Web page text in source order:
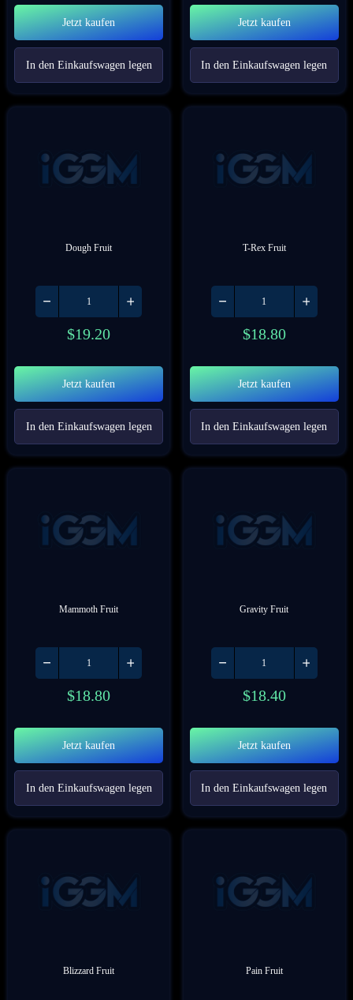
Jetzt kaufen
In den Einkaufswagen legen
Jetzt kaufen
In den Einkaufswagen legen
Dough Fruit
$19.20
Jetzt kaufen
In den Einkaufswagen legen
T-Rex Fruit
$18.80
Jetzt kaufen
In den Einkaufswagen legen
Mammoth Fruit
$18.80
Jetzt kaufen
In den Einkaufswagen legen
Gravity Fruit
$18.40
Jetzt kaufen
In den Einkaufswagen legen
Blizzard Fruit Pain Fruit